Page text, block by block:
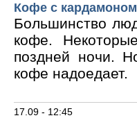
Кофе с
Большинство
кофе.
поздней ночи.
кофе надоедает.
17.09 - 12:45